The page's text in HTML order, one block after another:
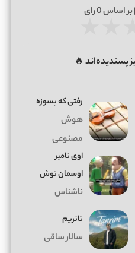
0رای
پسندیده‌اند 🔥
رفتی که بسوزه
هوش
مصنوعی
اوی نامبر
اوسمان توش
ناشناس
تانریم
سالار ساقی